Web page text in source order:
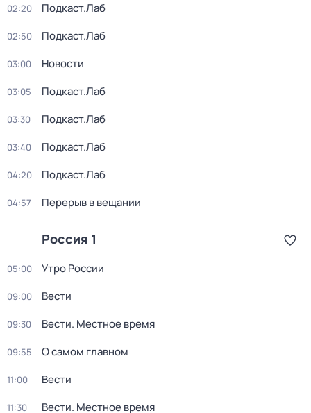
02:20 Подкаст.Лаб
02:50 Подкаст.Лаб
03:00 Новости
03:05 Подкаст.Лаб
03:30 Подкаст.Лаб
03:40 Подкаст.Лаб
04:20 Подкаст.Лаб
04:57 Перерыв в вещании
Россия 1
05:00 Утро России
09:00 Вести
09:30 Вести. Местное время
09:55 О самом главном
11:00 Вести
11:30 Вести. Местное время